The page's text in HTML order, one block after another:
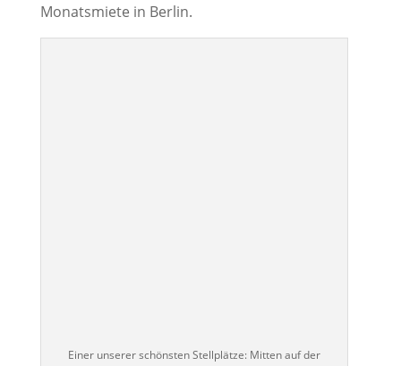
Monatsmiete in Berlin.
Einer unserer schönsten Stellplätze: Mitten auf der